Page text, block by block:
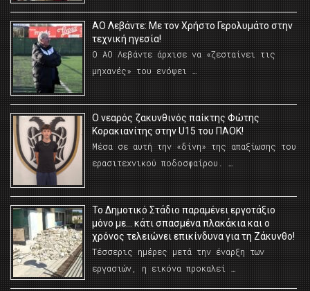
ΑΟ Λεβάντε: Με τον Χρήστο Γερολυμάτο στην
τεχνική ηγεσία!
Ο ΑΟ Λεβάντε άρχισε να «ζεσταίνει τις
μηχανές» του ενόψει …
O νεαρός ζακυνθινός παίκτης Φώτης
Κορακιανίτης στην U15 του ΠΑΟΚ!
Μέσα σε αυτή την «δίνη» της απαξίωσης του
ερασιτεχνικού ποδοσφαίρου. …
Το Δημοτικό Στάδιο παραμένει εργοτάξιο
μόνο με… κάτι σπασμένα πλακάκια και ο
χρόνος τελειώνει επικίνδυνα για τη Ζάκυνθο!
Τέσσερις ημέρες μετά την έναρξη των
εργασιών, η εικόνα προκαλεί …